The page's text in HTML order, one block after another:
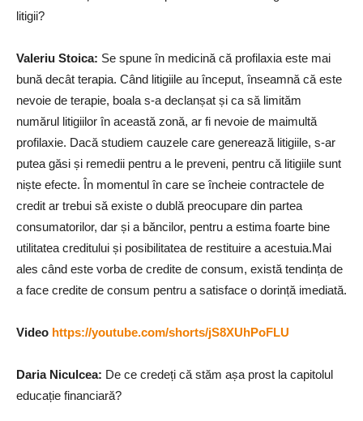
litigii?
Valeriu Stoica: Se spune în medicină că profilaxia este mai
bună decât terapia. Când litigiile au început, înseamnă că este
nevoie de terapie, boala s-a declanșat și ca să limităm
numărul litigiilor în această zonă, ar fi nevoie de maimultă
profilaxie. Dacă studiem cauzele care generează litigiile, s-ar
putea găsi și remedii pentru a le preveni, pentru că litigiile sunt
niște efecte. În momentul în care se încheie contractele de
credit ar trebui să existe o dublă preocupare din partea
consumatorilor, dar și a băncilor, pentru a estima foarte bine
utilitatea creditului și posibilitatea de restituire a acestuia.Mai
ales când este vorba de credite de consum, există tendința de
a face credite de consum pentru a satisface o dorință imediată.
Video https://youtube.com/shorts/jS8XUhPoFLU
Daria Niculcea: De ce credeți că stăm așa prost la capitolul
educație financiară?